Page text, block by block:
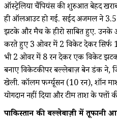
ऑस्ट्रेलिया चैंपियंस की शुरुआत बेहद
ही ऑलआउट हो गई. सईद अजमल ने
झटके और मैच के हीरो साबित हुए. उनके
करते हुए 3 ओवर में 2 विकेट देकर सिर्फ
भी 2 ओवर में 8 रन देकर एक विकेट
बनाए विकेटकीपर बल्लेबाज़ बेन डंक ने,
खेली. कॉलम फर्ग्यूसन (10 रन), शॉन
योगदान नहीं दिया और टीम ताश के पत्तों
पाकिस्तान की बल्लेबाज़ी में तूफानी